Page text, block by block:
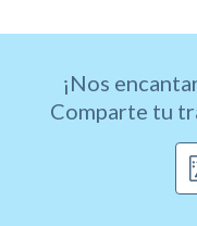
¡Nos
Comparte tu